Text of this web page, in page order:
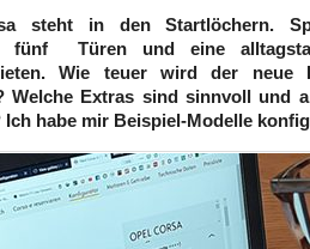
steht in den Startlöchern.
fünf Türen und eine
Wie teuer wird der neue
Welche Extras sind sinnvoll und
habe mir Beispiel-Modelle